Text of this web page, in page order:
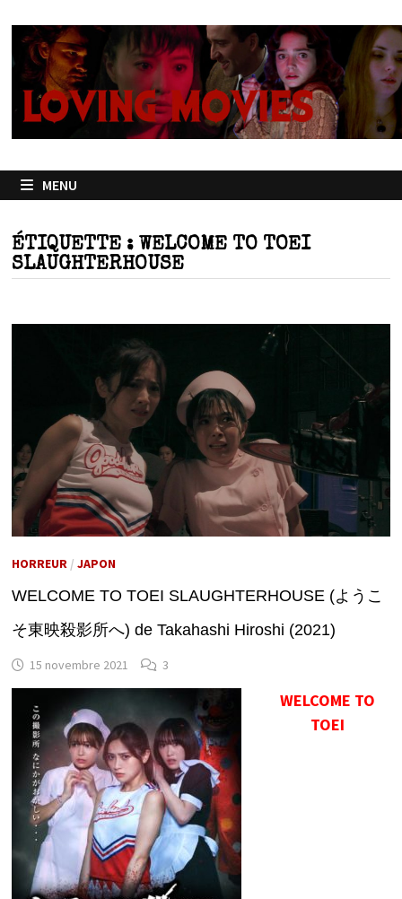
contenu
MENU
ÉTIQUETTE : WELCOME TO TOEI
SLAUGHTERHOUSE
HORREUR/ JAPON
WELCOME TO TOEI SLAUGHTERHOUSE (ようこ
そ東映殺影所へ) de Takahashi Hiroshi (2021)
15 novembre 2021 3
WELCOME TO
TOEI